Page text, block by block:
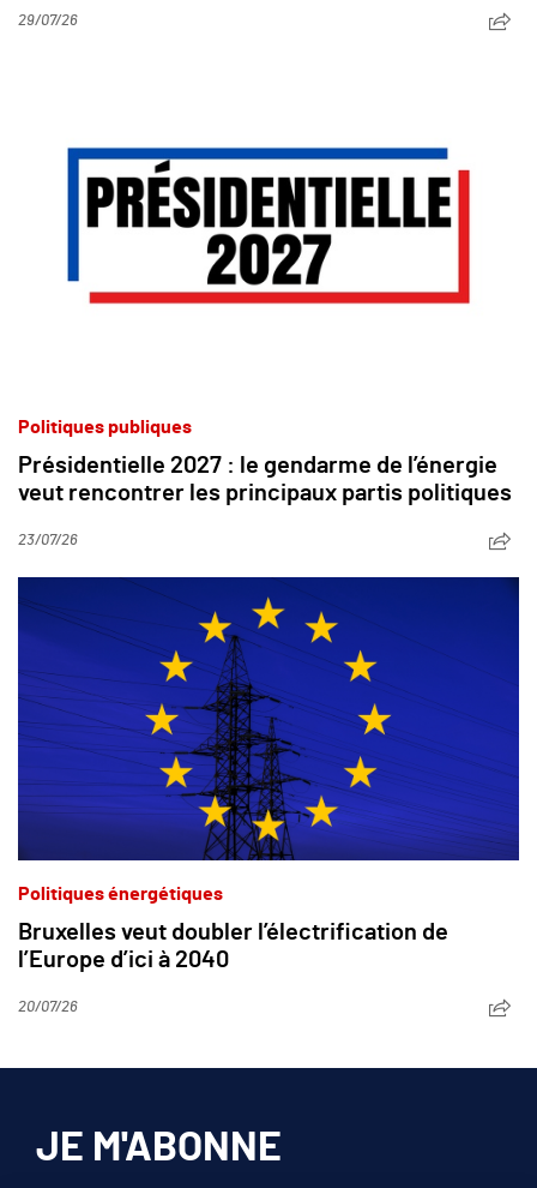
29/07/26
Politiques publiques
Présidentielle 2027 : le gendarme de l’énergie
veut rencontrer les principaux partis politiques
23/07/26
Politiques énergétiques
Bruxelles veut doubler l’électrification de
l’Europe d’ici à 2040
20/07/26
JE M'ABONNE